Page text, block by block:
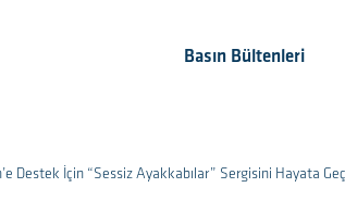
Basın Bültenleri
Destek İçin “Sessiz Ayakkabılar” Sergisini Hayata